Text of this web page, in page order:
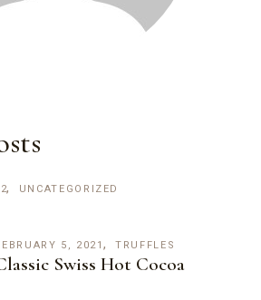
UNCATEGORIZED
5, 2021 TRUFFLES
Swiss Hot Cocoa